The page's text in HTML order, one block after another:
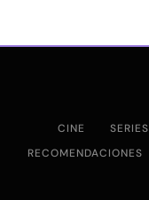
CINE SERIES
RECOMENDACIONES